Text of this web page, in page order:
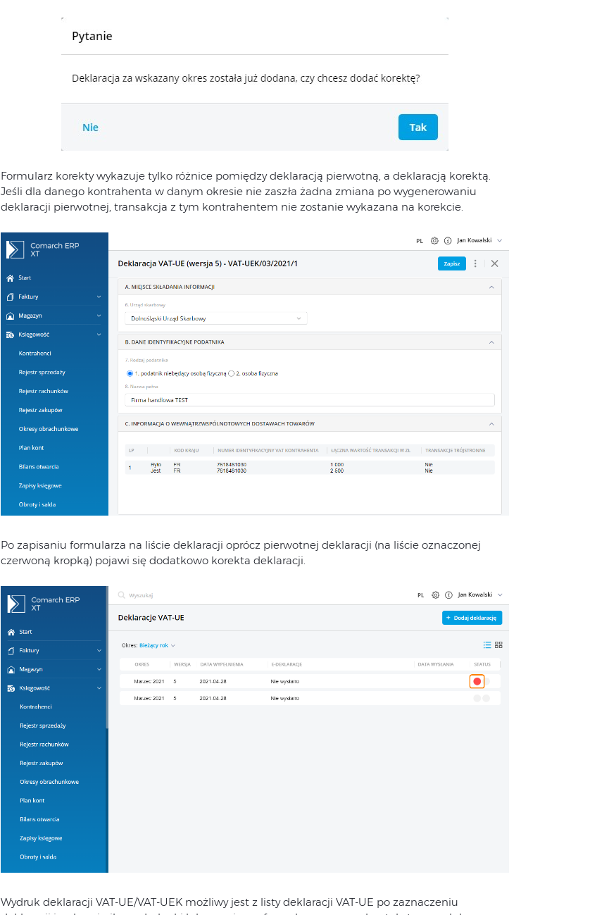
Formularz korekty wykazuje tylko różnice pomiędzy deklaracją pierwotną, a deklaracją korektą.
Jeśli dla danego kontrahenta w danym okresie nie zaszła żadna zmiana po wygenerowaniu
deklaracji pierwotnej, transakcja z tym kontrahentem nie zostanie wykazana na korekcie.
Po zapisaniu formularza na liście deklaracji oprócz pierwotnej deklaracji (na liście oznaczonej
czerwoną kropką) pojawi się dodatkowo korekta deklaracji.
Wydruk deklaracji VAT-UE/VAT-UEK możliwy jest z listy deklaracji VAT-UE po zaznaczeniu